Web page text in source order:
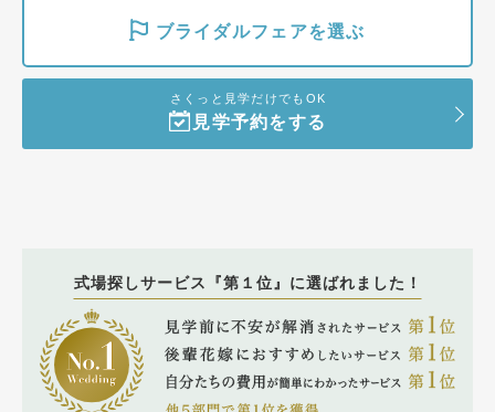
ブライダルフェアを選ぶ
さくっと見学だけでもOK
見学予約をする
式場探しサービス『第１位』に選ばれました！